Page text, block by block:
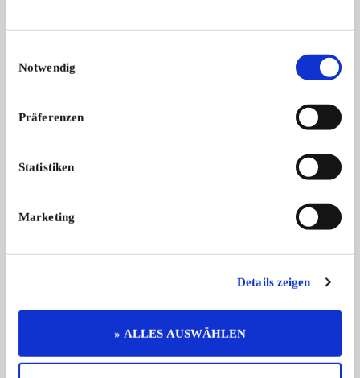
Notwendig
Präferenzen
Statistiken
Marketing
Details zeigen
» ALLES AUSWÄHLEN
Weitere Anzeigen dieses Anbieters
ALLE ANZEIGEN
14
29.499,- €